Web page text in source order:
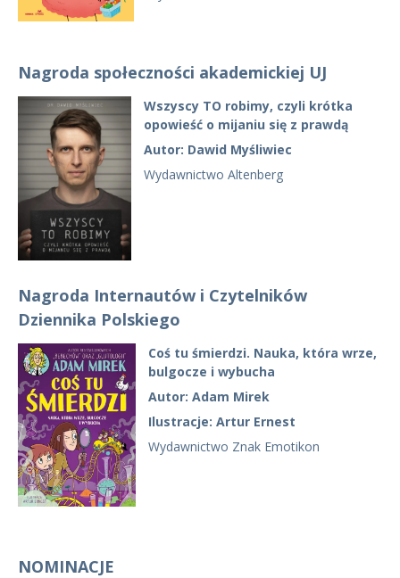
Nagroda społeczności akademickiej UJ
Wszyscy TO robimy, czyli krótka
opowieść o mijaniu się z prawdą
Autor: Dawid Myśliwiec
Wydawnictwo Altenberg
Nagroda Internautów i Czytelników
Dziennika Polskiego
Coś tu śmierdzi. Nauka, która wrze,
bulgocze i wybucha
Autor: Adam Mirek
Ilustracje: Artur Ernest
Wydawnictwo Znak Emotikon
NOMINACJE